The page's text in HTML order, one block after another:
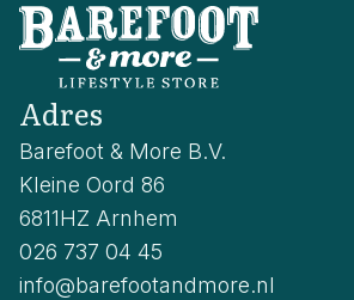
Adres
Barefoot & More B.V.
Kleine Oord 86
6811HZ Arnhem
026 737 04 45
info@barefootandmore.nl